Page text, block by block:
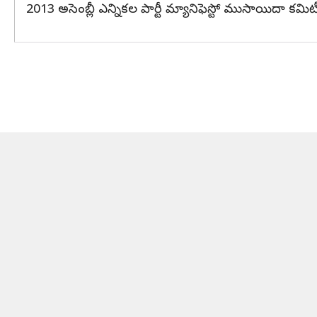
2013 అసెంబ్లీ ఎన్నికల పార్టీ మ్యానిఫెస్టో ముసాయిదా